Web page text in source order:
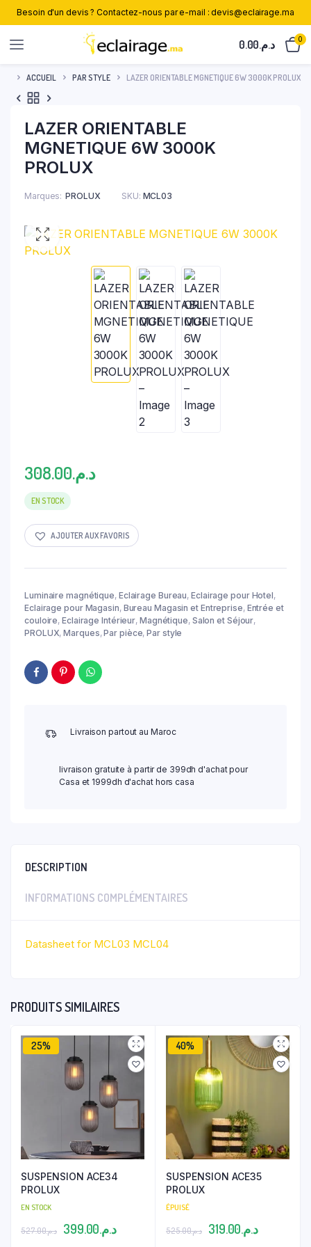
Besoin d'un devis ? Contactez-nous par e-mail : devis@eclairage.ma
د.م.0.00 0
ACCUEIL PAR STYLE LAZER ORIENTABLE MGNETIQUE 6W 3000K PROLUX
LAZER ORIENTABLE
MGNETIQUE 6W 3000K
PROLUX
Marques PROLUX SKU: MCL03
د.م.308.00
EN STOCK
AJOUTER AUX FAVORIS
Luminaire magnétique, Eclairage Bureau,Eclairage pour Hotel,
Eclairage pour Magasin, Bureau Magasin et Entreprise, Entrée et
couloire,Eclairage Intérieur, Magnétique, Salon et Séjour,
PROLUX,Marques,Par pièce,Par style
Livraison partout au Maroc
livraison gratuite à partir de 399dh d'achat pour
Casa et 1999dh d'achat hors casa
DESCRIPTION
INFORMATIONS COMPLÉMENTAIRES
Datasheet for MCL03 MCL04
PRODUITS SIMILAIRES
25%
SUSPENSION ACE34
PROLUX
EN STOCK
د.م.527.00
Le
د.م.399.00
Le
40%
SUSPENSION ACE35
PROLUX
ÉPUISÉ
د.م.525.00
Le
د.م.319.00
Le